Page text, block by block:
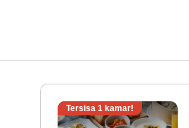
Tersisa 1 kamar!